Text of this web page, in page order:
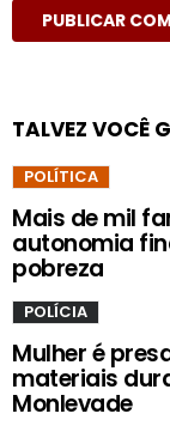
TALVEZ VOCÊ
POLÍTICA
Mais de mil
autonomia
pobreza
POLÍCIA
Mulher é
materiais
Monlevade